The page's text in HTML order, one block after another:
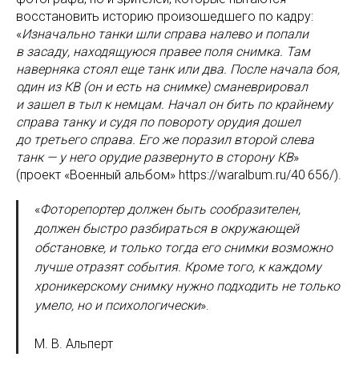
восстановить историю произошедшего по кадру:
«Изначально танки шли справа налево и попали
в засаду, находящуюся правее поля снимка. Там
наверняка стоял еще танк или два. После начала боя,
один из КВ (он и есть на снимке) сманеврировал
и зашел в тыл к немцам. Начал он бить по крайнему
справа танку и судя по повороту орудия дошел
до третьего справа. Его же поразил второй слева
танк — у него орудие развернуто в сторону КВ»
(проект «Военный альбом» https://waralbum.ru/40 656/).
«Фоторепортер должен быть сообразителен,
должен быстро разбираться в окружающей
обстановке, и только тогда его снимки возможно
лучше отразят события. Кроме того, к каждому
хроникерскому снимку нужно подходить не только
умело, но и психологически».
М. В. Альперт